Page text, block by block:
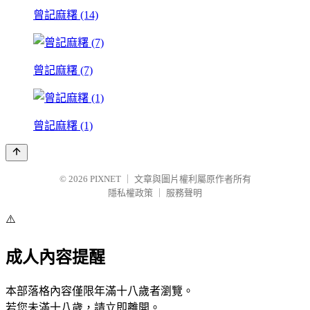
曾記麻糬 (14)
曾記麻糬 (7)
曾記麻糬 (1)
© 2026 PIXNET
文章與圖片權利屬原作者所有
隱私權政策
服務聲明
⚠️
成人內容提醒
本部落格內容僅限年滿十八歲者瀏覽。
若您未滿十八歲，請立即離開。